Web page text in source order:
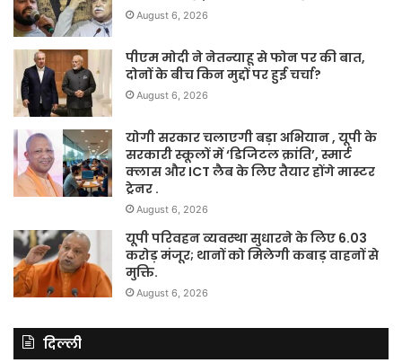
August 6, 2026
पीएम मोदी ने नेतन्याहू से फोन पर की बात,
दोनों के बीच किन मुद्दों पर हुई चर्चा?
August 6, 2026
योगी सरकार चलाएगी बड़ा अभियान , यूपी के
सरकारी स्कूलों में ‘डिजिटल क्रांति’, स्मार्ट
क्लास और ICT लैब के लिए तैयार होंगे मास्टर
ट्रेनर .
August 6, 2026
यूपी परिवहन व्यवस्था सुधारने के लिए 6.03
करोड़ मंजूर; थानों को मिलेगी कबाड़ वाहनों से
मुक्ति.
August 6, 2026
दिल्ली